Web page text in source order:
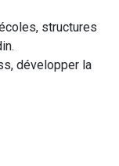
structures
développer la